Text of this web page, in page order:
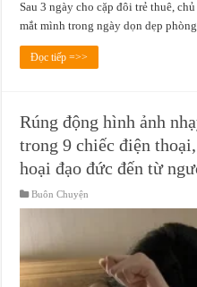
Sau 3 ngày cho cặp đôi trẻ thuê,
mắt mình trong ngày dọn dẹp
Đọc tiếp =>>
Rúng động hình ảnh
trong 9 chiếc điện
hoại đạo đức đến từ
Buôn Chuyện